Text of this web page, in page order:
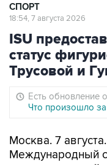
СПОРТ
18:54, 7 августа 2026
ISU
статус
Трусовой и
Есть обновление
Что произошло за
Москва. 7
Международный